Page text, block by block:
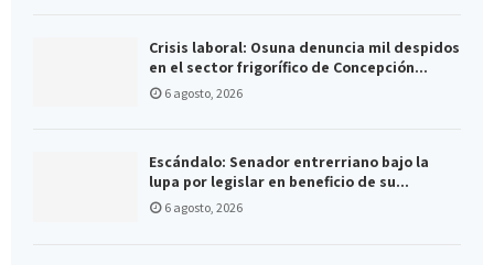
Crisis laboral: Osuna denuncia mil despidos
en el sector frigorífico de Concepción...
6 agosto, 2026
Escándalo: Senador entrerriano bajo la
lupa por legislar en beneficio de su...
6 agosto, 2026